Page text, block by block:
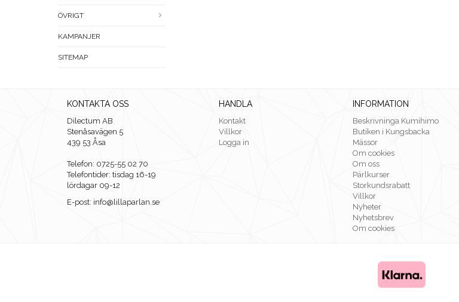
ÖVRIGT
KAMPANJER
SITEMAP
KONTAKTA OSS
Dilectum AB
Stenåsavägen 5
439 53 Åsa
Telefon: 0725-55 02 70
Telefontider: tisdag 16-19
lördagar 09-12
E-post: info@lillaparlan.se
HANDLA
Kontakt
Villkor
Logga in
INFORMATION
Beskrivninga Kumihimo
Butiken i Kungsbacka
Mässor
Om cookies
Om oss
Pärlkurser
Storkundsrabatt
Villkor
Nyheter
Nyhetsbrev
Om cookies